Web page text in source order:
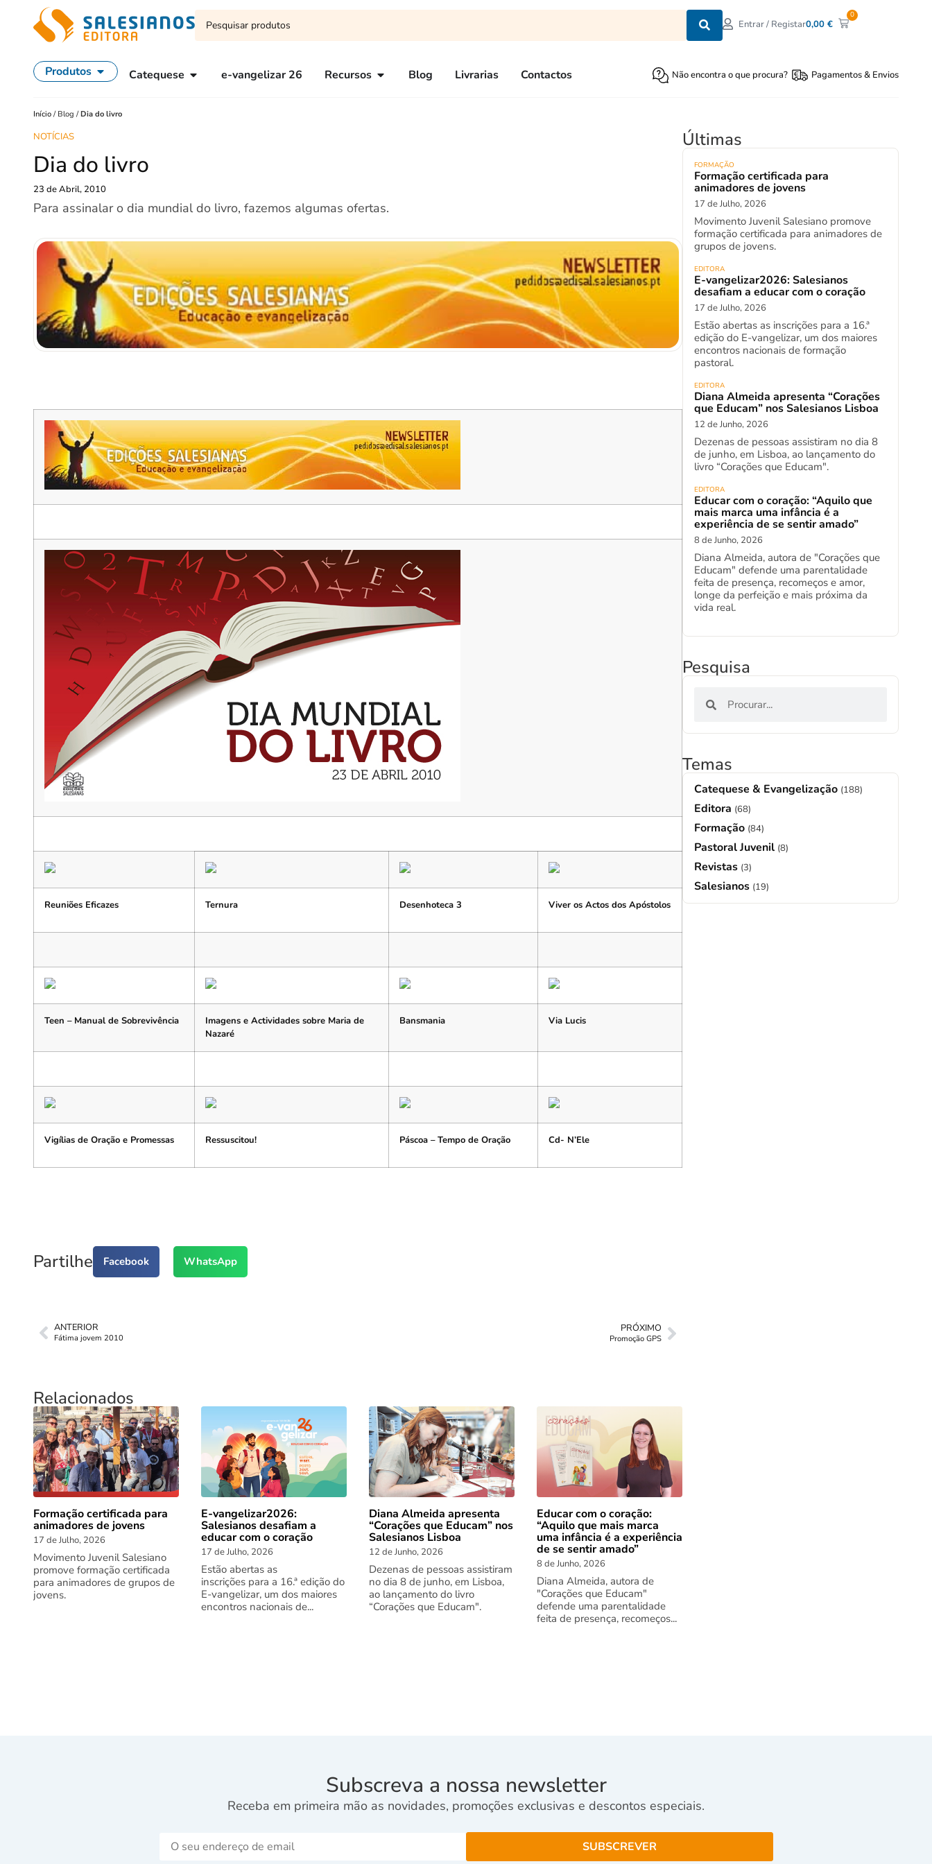
Entrar / Registar0,00€
0
Produtos Catequese e-vangelizar 26 Recursos Blog Livrarias Contactos Não encontra o que procura? Pagamentos & Envios
Início / Blog /Dia do livro
NOTÍCIAS
Dia do livro
23 de Abril, 2010
Para assinalar o dia mundial do livro, fazemos algumas ofertas.
Reuniões Eficazes Ternura Desenhoteca 3 Viver os Actos dos Apóstolos
Teen – Manual de Sobrevivência
Imagens e Actividades sobre Maria de
Nazaré
Bansmania Via Lucis
Vigílias de Oração e Promessas Ressuscitou! Páscoa – Tempo de Oração Cd- N’Ele
Partilhe Facebook WhatsApp
ANTERIOR
Fátima jovem 2010
PRÓXIMO
Promoção GPS
Relacionados
Formação certificada para
animadores de jovens
17 de Julho, 2026
Movimento Juvenil Salesiano
promove formação certificada
para animadores de grupos de
jovens.
E-vangelizar2026:
Salesianos desafiam a
educar com o coração
17 de Julho, 2026
Estão abertas as
inscrições para a 16.ª edição do
E-vangelizar, um dos maiores
encontros nacionais de...
Diana Almeida apresenta
“Corações que Educam” nos
Salesianos Lisboa
12 de Junho, 2026
Dezenas de pessoas assistiram
no dia 8 de junho, em Lisboa,
ao lançamento do livro
“Corações que Educam".
Educar com o coração:
“Aquilo que mais marca
uma infância é a experiência
de se sentir amado”
8 de Junho, 2026
Diana Almeida, autora de
"Corações que Educam"
defende uma parentalidade
feita de presença, recomeços...
Últimas
FORMAÇÃO
Formação certificada para
animadores de jovens
17 de Julho, 2026
Movimento Juvenil Salesiano promove
formação certificada para animadores de
grupos de jovens.
EDITORA
E-vangelizar2026: Salesianos
desafiam a educar com o coração
17 de Julho, 2026
Estão abertas as inscrições para a 16.ª
edição do E-vangelizar, um dos maiores
encontros nacionais de formação
pastoral.
EDITORA
Diana Almeida apresenta “Corações
que Educam” nos Salesianos Lisboa
12 de Junho, 2026
Dezenas de pessoas assistiram no dia 8
de junho, em Lisboa, ao lançamento do
livro “Corações que Educam".
EDITORA
Educar com o coração: “Aquilo que
mais marca uma infância é a
experiência de se sentir amado”
8 de Junho, 2026
Diana Almeida, autora de "Corações que
Educam" defende uma parentalidade
feita de presença, recomeços e amor,
longe da perfeição e mais próxima da
vida real.
Pesquisa
Temas
Catequese & Evangelização (188)
Editora (68)
Formação (84)
Pastoral Juvenil (8)
Revistas (3)
Salesianos (19)
Subscreva a nossa newsletter
Receba em primeira mão as novidades, promoções exclusivas e descontos especiais.